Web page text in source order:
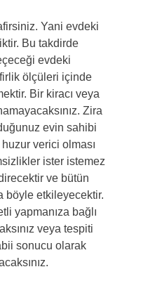
Yani evdeki
Bu takdirde
evdeki
ölçüleri içinde
Bir kiracı veya
Zira
evin sahibi
verici olması
ister istemez
ve bütün
böyle etkileyecektir.
yapmanıza bağlı
veya tespiti
sonucu olarak